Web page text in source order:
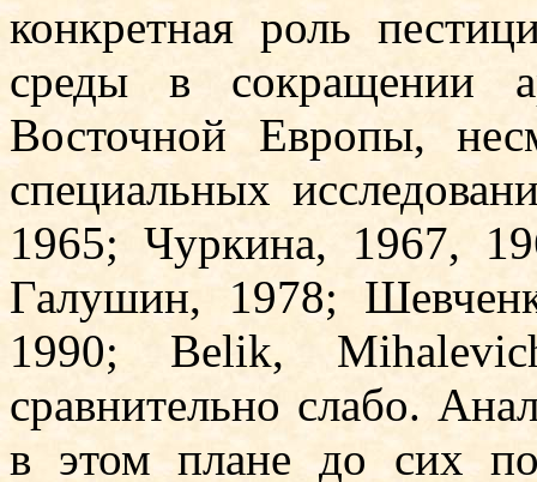
конкретная роль
среды в сокращении
Восточной Европы,
специальных
1965; Чуркина, 1967,
Галушин, 1978;
1990; Belik,
сравнительно слабо.
в этом плане до сих